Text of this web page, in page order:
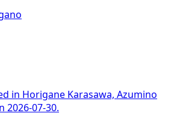
in Horigane Karasawa, Azumino
2026-07-30.